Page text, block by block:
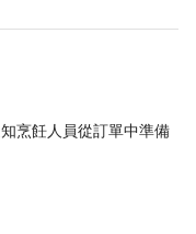
烹飪人員從訂單中準備